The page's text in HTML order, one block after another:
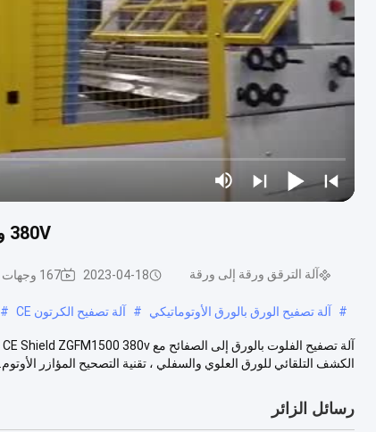
380V ورقة إلى ورقة آلة الترقق 1500x1500mm مع CE Shield
آلة الترقق ورقة إلى ورقة 2023-04-18 167 وجهات النظر
# آلة تصفيح الورق بالورق الأوتوماتيكي # آلة تصفيح الكرتون CE #
الكشف التلقائي للورق العلوي والسفلي ، تقنية التصحيح المؤازر الأوتوم...
رسائل الزائر